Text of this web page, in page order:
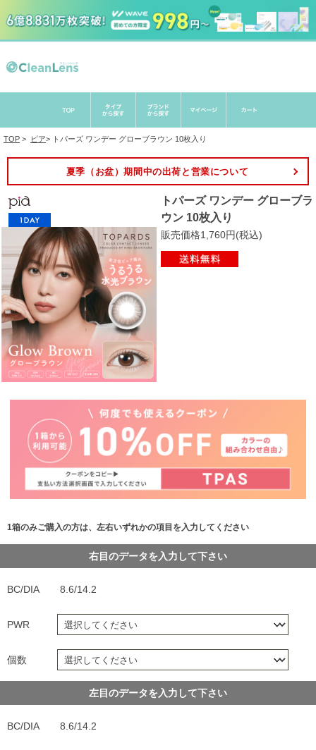
TOP > ピア> トパーズ ワンデー グローブラウン 10枚入り
夏季（お盆）期間中の出荷と営業について
トパーズ ワンデー グローブラ
ウン 10枚入り
販売価格1,760円(税込)
1箱のみご購入の方は、左右いずれかの項目を入力してください
右目のデータを入力して下さい
BC/DIA 8.6/14.2
PWR
個数
左目のデータを入力して下さい
BC/DIA 8.6/14.2